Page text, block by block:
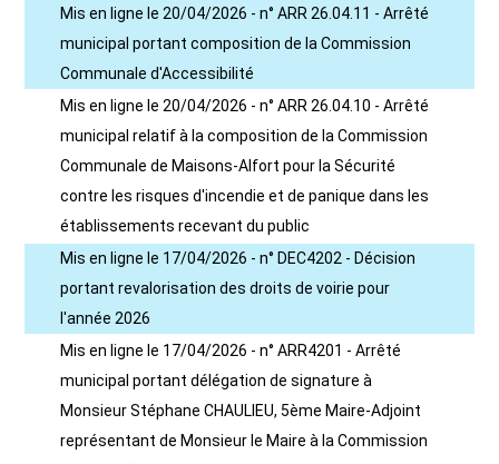
Mis en ligne le 20/04/2026 - n° ARR 26.04.11 - Arrêté
municipal portant composition de la Commission
Communale d'Accessibilité
Mis en ligne le 20/04/2026 - n° ARR 26.04.10 - Arrêté
municipal relatif à la composition de la Commission
Communale de Maisons-Alfort pour la Sécurité
contre les risques d'incendie et de panique dans les
établissements recevant du public
Mis en ligne le 17/04/2026 - n° DEC4202 - Décision
portant revalorisation des droits de voirie pour
l'année 2026
Mis en ligne le 17/04/2026 - n° ARR4201 - Arrêté
municipal portant délégation de signature à
Monsieur Stéphane CHAULIEU, 5ème Maire-Adjoint
représentant de Monsieur le Maire à la Commission